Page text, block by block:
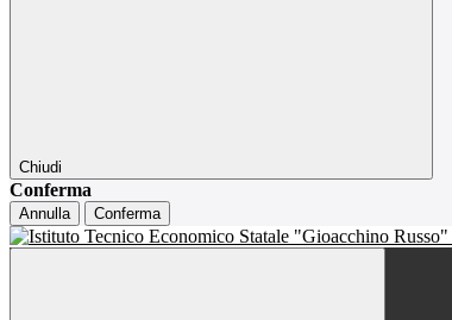
Chiudi
Conferma
Annulla Conferma